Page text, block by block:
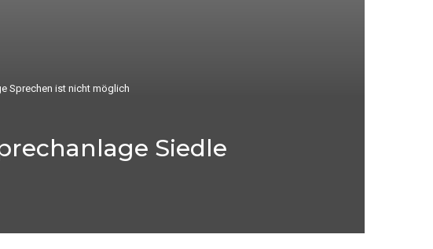
Sprechen ist nicht möglich
Siedle